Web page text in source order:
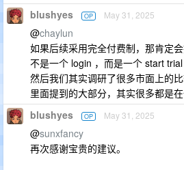
blushyes OP May 31, 2025
@chaylun
如果后续采用完全付费制，那肯定
不是一个 login ，而是一个 start trial
然后我们其实调研了很多市面上的
里面提到的大部分，其实很多都是
blushyes OP May 31, 2025
@sunxfancy
再次感谢宝贵的建议。